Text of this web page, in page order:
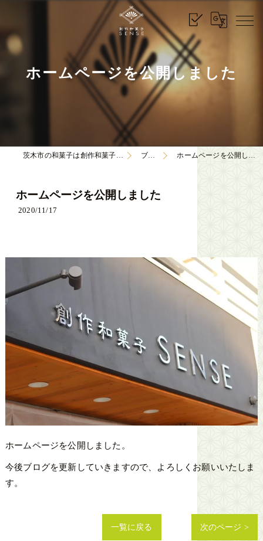
ホームページを公開しました
茨木市の和菓子は創作和菓子SENSE ブログ ホームページを公開しました
ホームページを公開しました
2020/11/17
ホームページを公開しました。
今後ブログを更新していきますので、よろしくお願いいたしま
す。
一覧に戻る 次のページ >